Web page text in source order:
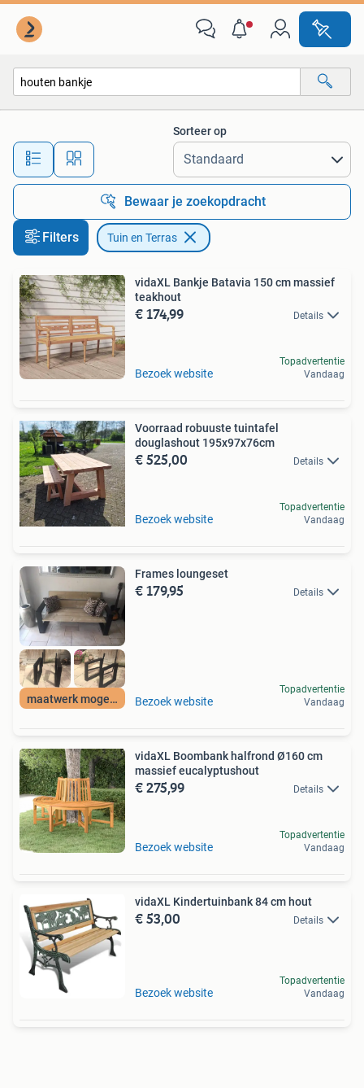
Alle afstanden…
Sorteer op
Bewaar je zoekopdracht
Filters Tuin en Terras
vidaXL Bankje Batavia 150 cm massief
teakhout
€ 174,99 Details
Bezoek website
Topadvertentie
Vandaag
Voorraad robuuste tuintafel
douglashout 195x97x76cm
€ 525,00 Details
Bezoek website
Topadvertentie
Vandaag
maatwerk mogelijk
Frames loungeset
€ 179,95 Details
Bezoek website
Topadvertentie
Vandaag
vidaXL Boombank halfrond Ø160 cm
massief eucalyptushout
€ 275,99 Details
Bezoek website
Topadvertentie
Vandaag
vidaXL Kindertuinbank 84 cm hout
€ 53,00 Details
Bezoek website
Topadvertentie
Vandaag